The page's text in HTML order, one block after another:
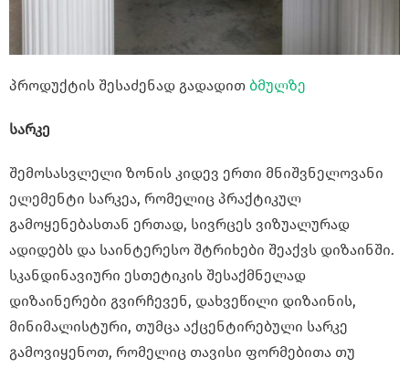
პროდუქტის შესაძენად გადადით ბმულზე
სარკე
შემოსასვლელი ზონის კიდევ ერთი მნიშვნელოვანი
ელემენტი სარკეა, რომელიც პრაქტიკულ
გამოყენებასთან ერთად, სივრცეს ვიზუალურად
ადიდებს და საინტერესო შტრიხები შეაქვს დიზაინში.
სკანდინავიური ესთეტიკის შესაქმნელად
დიზაინერები გვირჩევენ, დახვეწილი დიზაინის,
მინიმალისტური, თუმცა აქცენტირებული სარკე
გამოვიყენოთ, რომელიც თავისი ფორმებითა თუ